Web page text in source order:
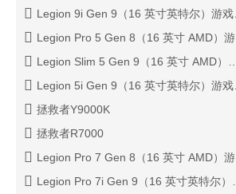
Legion 9i Gen 9（16 英寸英特尔）游戏笔记本电脑
Legion Pro 5 Gen 8（16 英寸 AMD）游戏笔记本电脑
Legion Slim 5 Gen 9（16 英寸 AMD）游戏笔记本电脑
Legion 5i Gen 9（16 英寸英特尔）游戏笔记本电脑
拯救者Y9000K
拯救者R7000
Legion Pro 7 Gen 8（16 英寸 AMD）游戏笔记本电脑
Legion Pro 7i Gen 9（16 英寸英特尔）游戏笔记本电脑